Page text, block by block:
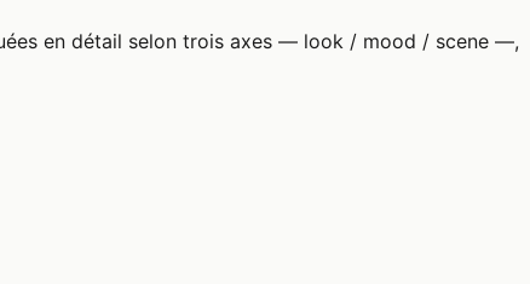
en détail selon trois axes — look / mood / scene —,